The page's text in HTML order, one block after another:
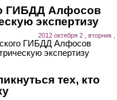
ГИБДД Алфосов
экспертизу
2012 октября 2 , вторник ,
ГИБДД Алфосов
экспертизу
тех, кто